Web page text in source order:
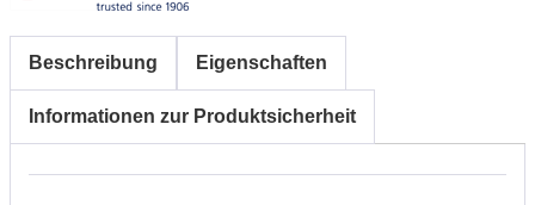
Beschreibung Eigenschaften
Informationen zur Produktsicherheit